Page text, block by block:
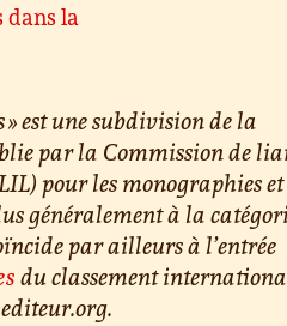
dans la
est une subdivision de la
par la Commission de
pour les monographies et
généralement à la
par ailleurs à l’entrée
du classement